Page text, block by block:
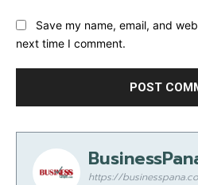
Save my name, email, and
next time I comment.
https://